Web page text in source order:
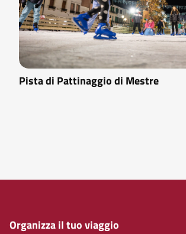
Pista di Pattinaggio di Mestre
Organizza il tuo viaggio